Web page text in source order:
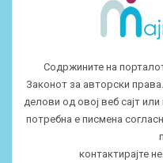
Содржините на
Законот за авторски
делови од овој веб сајт
потребна е писмена
контактирајте